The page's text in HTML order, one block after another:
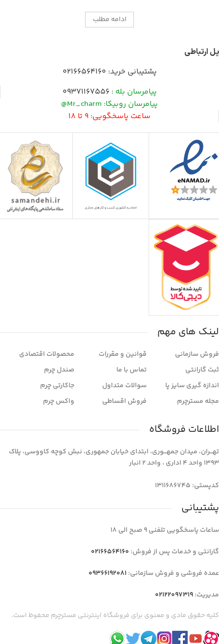
ادامه مطلب
پل ارتباطی
پشتیبانی خرید: 02166564160
پیامرسان بله : 09371167556
پیامرسان روبیکا: Mr_charm@
ساعت پاسخگویی: 9 تا 18
لینک های مهم
فروش سازمانی
ثبت گارانتی
اندازه گیری سایز پا
مجله مسترچرم
قوانین و مقررات
تماس با ما
سوالات متداول
فروش اقساطی
محصولات اقتصادی
صندل چرم
جاکارتی چرم
واکس چرم
اطلاعات فروشگاه
تهـــران، میدان جمهـــوری، ابتدای خیابان جمهوری، نبش کوچه کاووسی، پلاک
1393 واحد 4 اداری ، واحد 2 انبار
کدپستی: 1311686745
پشتیبانی
ساعات پاسخگویی تلفنی 9 صبح الی 18
گارانتی و خدمات پس از فروش: 02166564160
عمده فروشی و فروش سازمانی: 09366192081
مدیریت:02122097319
کلیه حقوق مادی و معنوی برای فروشگاه اینترنتی مسترچرم محفوظ است.